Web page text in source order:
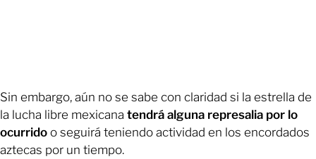
Sin embargo, aún no se sabe con claridad si la estrella de
la lucha libre mexicana tendrá alguna represalia por lo
ocurrido o seguirá teniendo actividad en los encordados
aztecas por un tiempo.